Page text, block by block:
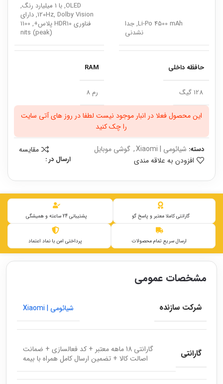
Li-Po 4500 mAh, جدا
نشدنی
OLED, با 1 میلیارد رنگ,
120Hz, Dolby Vision, دارای
فناوری HDR10 پلاس+, 1100
nits (peak)
حافظه داخلی
128 گیگ
RAM
رم 8
این محصول فعلا در انبار موجود نیست لطفا در روز های آتی سایت
را چک کنید
دسته: شیائومی | Xiaomi , گوشی موبایل
مقایسه
افزودن به علاقه مندی
ارسال در :
گارانتی کاملا معتبر و پاسخ گو پشتیبانی 24 ساعته و همیشگی
ارسال سریع تمام محصولات پرداختی امن با نماد اعتماد
مشخصات عمومی
شرکت سازنده شیائومی | Xiaomi
گارانتی
گارانتی 18 ماهه معتبر + کد فعالسازی + ضمانت
اصالت کالا + تضمین ارسال کامل همراه با بیمه